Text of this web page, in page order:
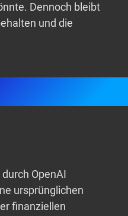
Dennoch bleibt
und die
OpenAI
ursprünglichen
finanziellen